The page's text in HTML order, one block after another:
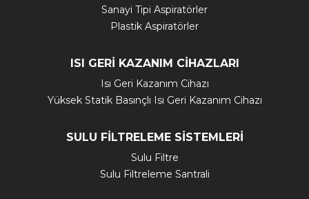
Sanayi Tipi Aspiratörler
Plastik Aspiratörler
ISI GERİ KAZANIM CİHAZLARI
Isı Geri Kazanım Cihazı
Yüksek Statik Basınçlı Isı Geri Kazanım Cihazı
SULU FİLTRELEME SİSTEMLERİ
Sulu Filtre
Sulu Filtreleme Santrali